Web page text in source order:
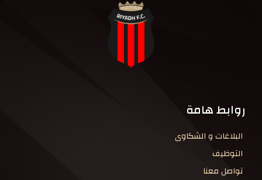
روابط هامة
البلاغات و الشكاوى
التوظيف
تواصل معنا